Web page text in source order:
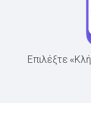
Επιλέξτε